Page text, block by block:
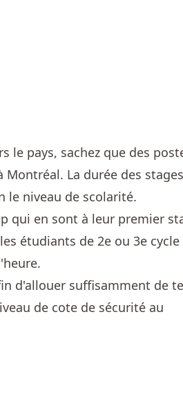
le pays, sachez que des
La durée des stages
le niveau de scolarité.
qui en sont à leur premier
étudiants de 2e ou 3e cycle
d'allouer suffisamment de
de cote de sécurité au